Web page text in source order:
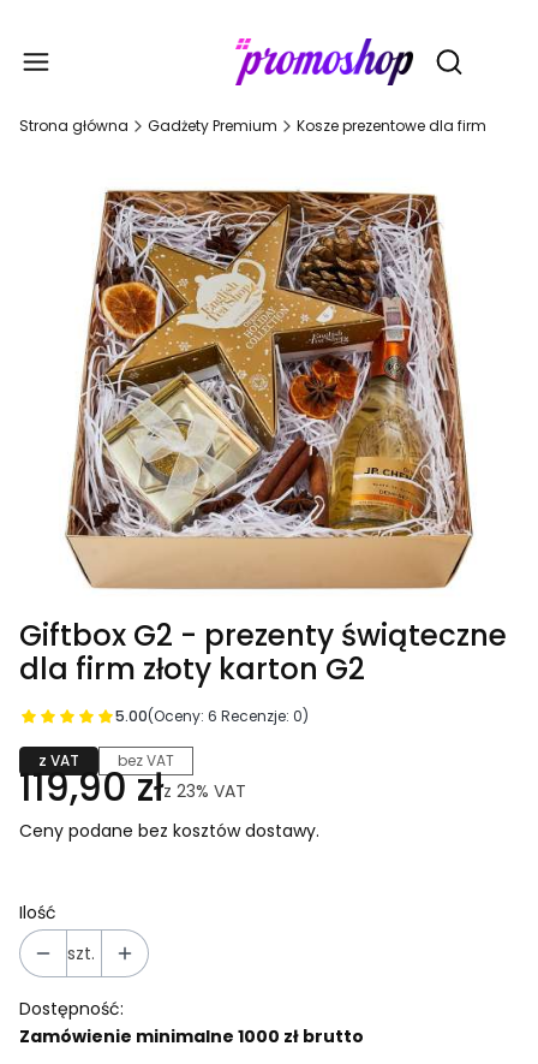
Otwórz
Strona główna Gadżety Premium Kosze prezentowe dla firm
Giftbox G2 - prezenty świąteczne
dla firm złoty karton G2
5.00(Oceny: 6 Recenzje: 0)
z VAT bez VAT
119,90 złz 23% VAT
Ceny podane bez kosztów dostawy.
Ilość
szt.
Dostępność:
Zamówienie minimalne 1000 zł brutto